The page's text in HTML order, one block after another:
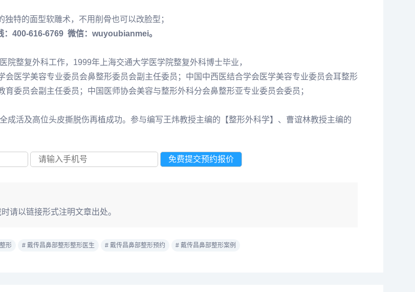
特的面型软雕术，不用削骨也可以改脸型；
：400-616-6769 微信：wuyoubianmei。
整复外科工作，1999年上海交通大学医学院整复外科博士毕业，
医学美容专业委员会鼻整形委员会副主任委员；中国中西医结合学会医学美容专业委员会耳整形
委员会副主任委员；中国医师协会美容与整形外科分会鼻整形亚专业委员会委员；
成活及高位头皮撕脱伤再植成功。参与编写王炜教授主编的【整形外科学】、曹谊林教授主编的
请以链接形式注明文章出处。
形 # 戴传昌鼻部整形整形医生 # 戴传昌鼻部整形预约 # 戴传昌鼻部整形案例